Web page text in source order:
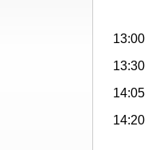
13:00
13:30
14:05
14:20